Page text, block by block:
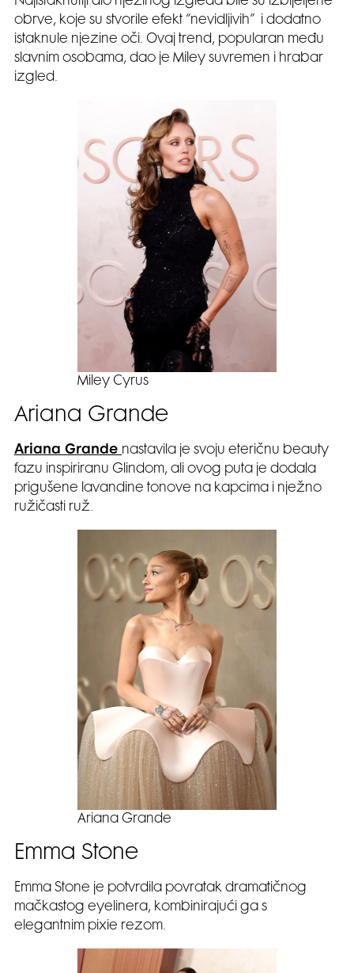
obrve, koje su stvorile efekt “nevidljivih” i dodatno
istaknule njezine oči. Ovaj trend, popularan među
slavnim osobama, dao je Miley suvremen i hrabar
izgled.
Miley Cyrus
Ariana Grande
Ariana Grande nastavila je svoju eteričnu beauty
fazu inspiriranu Glindom, ali ovog puta je dodala
prigušene lavandine tonove na kapcima i nježno
ružičasti ruž.
Ariana Grande
Emma Stone
Emma Stone je potvrdila povratak dramatičnog
mačkastog eyelinera, kombinirajući ga s
elegantnim pixie rezom.